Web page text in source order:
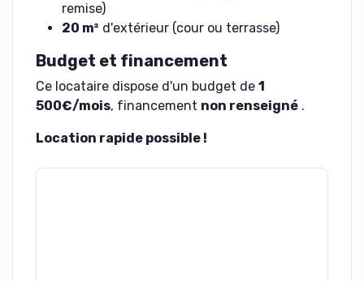
remise)
20 m² d'extérieur (cour ou terrasse)
Budget et financement
Ce locataire dispose d'un budget de 1
500€/mois, financement non renseigné.
Location rapide possible !